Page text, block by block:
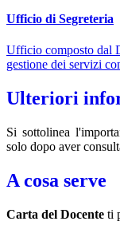
Ufficio di Segreteria
Ufficio composto dal
gestione dei servizi
Ulteriori
Si sottolinea
solo dopo aver
A cosa serve
Carta del Docente ti